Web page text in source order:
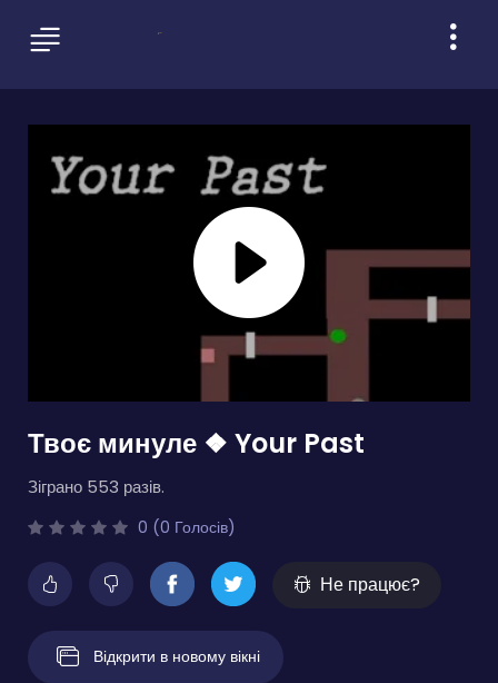
Твоє минуле ❖ Your Past
Зіграно 553 разів.
0 (0 Голосів)
Не працює?
Відкрити в новому вікні